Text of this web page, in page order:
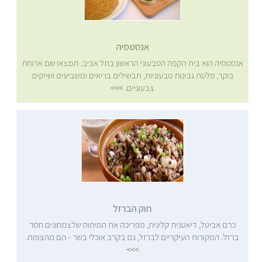
אנסטסיה
אנסטסיה הוא בית הקפה הטבעוני הראשון בתל אביב. תמצאו שם ארוחת
בוקר, פלטת גבינות טבעוניות, תבשילים בריאים ומשביעים ושייקים
צבעוניים. >>>
חוק הברזל
כרם אביטל, דיאטנית קלינית, מפריכה את המיתוס שלצמחונים חסר
ברזל. המקורות העיקריים לברזל, גם בקרב אוכלי בשר - הם מהצומח.
>>>